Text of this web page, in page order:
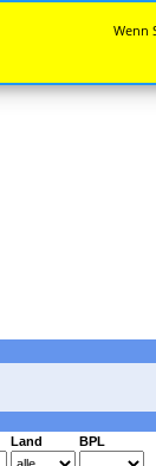
Land BPL
Wenn